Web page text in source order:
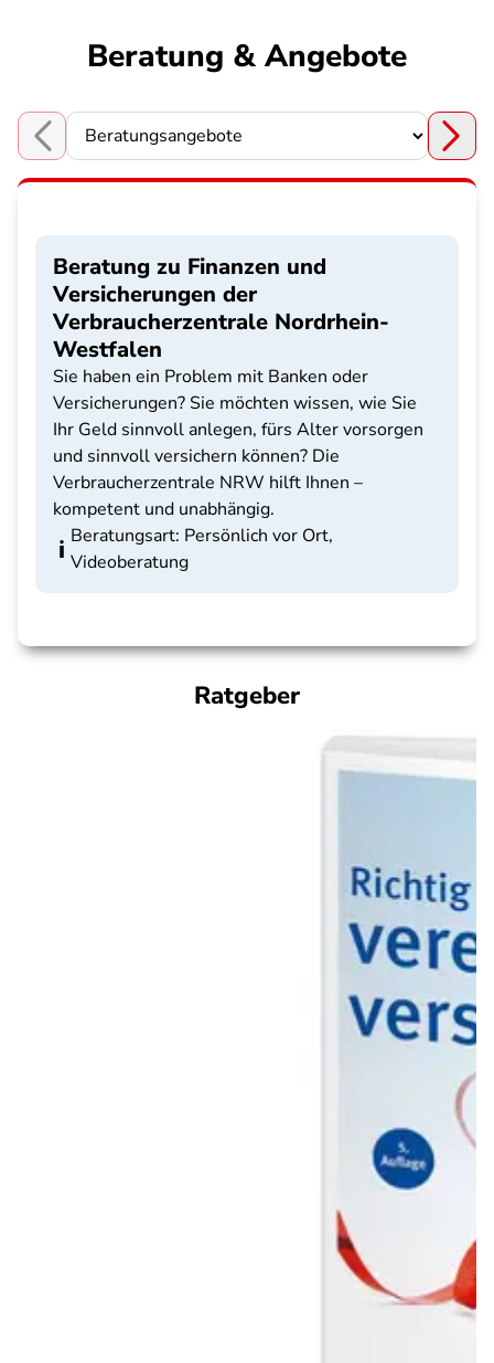
Beratung & Angebote
Choose a section
Beratung zu Finanzen und
Versicherungen der
Verbraucherzentrale Nordrhein-
Westfalen
Sie haben ein Problem mit Banken oder
Versicherungen? Sie möchten wissen, wie Sie
Ihr Geld sinnvoll anlegen, fürs Alter vorsorgen
und sinnvoll versichern können? Die
Verbraucherzentrale NRW hilft Ihnen –
kompetent und unabhängig.
Beratungsart: Persönlich vor Ort,
Videoberatung
Ratgeber